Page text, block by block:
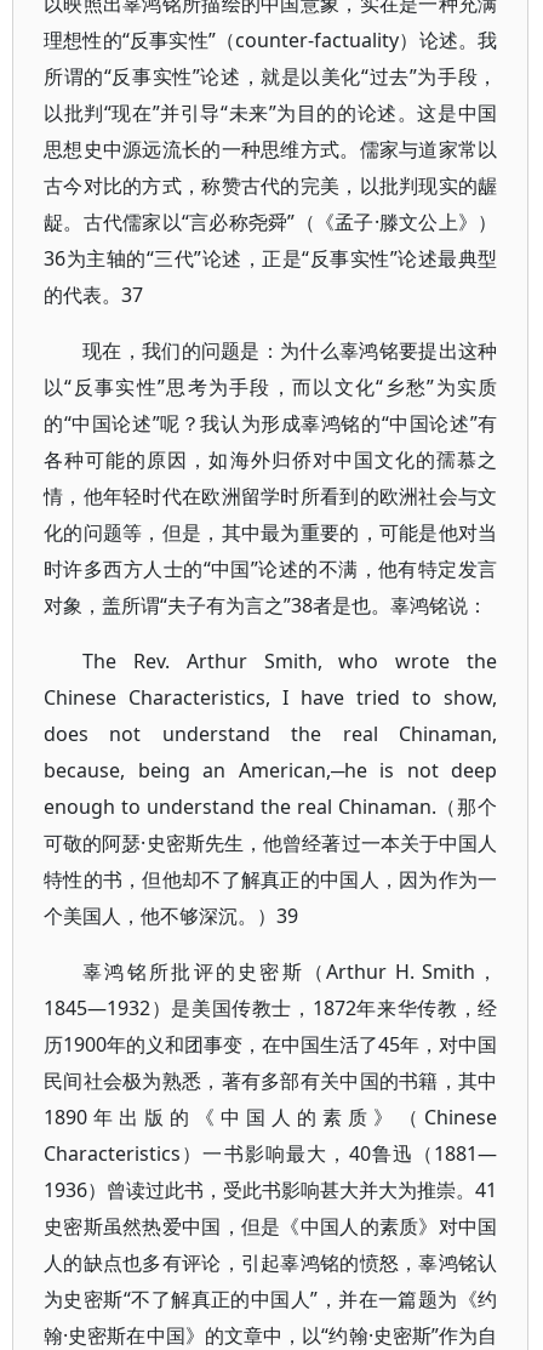
理想性的“反事实性”（counter-factuality）论述。我
所谓的“反事实性”论述，就是以美化“过去”为手段，
以批判“现在”并引导“未来”为目的的论述。这是中国
思想史中源远流长的一种思维方式。儒家与道家常以
古今对比的方式，称赞古代的完美，以批判现实的龌
龊。古代儒家以“言必称尧舜”（《孟子·滕文公上》）
36为主轴的“三代”论述，正是“反事实性”论述最典型
的代表。37
现在，我们的问题是：为什么辜鸿铭要提出这种
以“反事实性”思考为手段，而以文化“乡愁”为实质
的“中国论述”呢？我认为形成辜鸿铭的“中国论述”有
各种可能的原因，如海外归侨对中国文化的孺慕之
情，他年轻时代在欧洲留学时所看到的欧洲社会与文
化的问题等，但是，其中最为重要的，可能是他对当
时许多西方人士的“中国”论述的不满，他有特定发言
对象，盖所谓“夫子有为言之”38者是也。辜鸿铭说：
The Rev. Arthur Smith, who wrote the
Chinese Characteristics, I have tried to show,
does not understand the real Chinaman,
because, being an American,─he is not deep
enough to understand the real Chinaman.（那个
可敬的阿瑟·史密斯先生，他曾经著过一本关于中国人
特性的书，但他却不了解真正的中国人，因为作为一
个美国人，他不够深沉。）39
辜鸿铭所批评的史密斯（Arthur H. Smith，
1845—1932）是美国传教士，1872年来华传教，经
历1900年的义和团事变，在中国生活了45年，对中国
民间社会极为熟悉，著有多部有关中国的书籍，其中
1890年出版的《中国人的素质》（Chinese
Characteristics）一书影响最大，40鲁迅（1881—
1936）曾读过此书，受此书影响甚大并大为推崇。41
史密斯虽然热爱中国，但是《中国人的素质》对中国
人的缺点也多有评论，引起辜鸿铭的愤怒，辜鸿铭认
为史密斯“不了解真正的中国人”，并在一篇题为《约
翰·史密斯在中国》的文章中，以“约翰·史密斯”作为自